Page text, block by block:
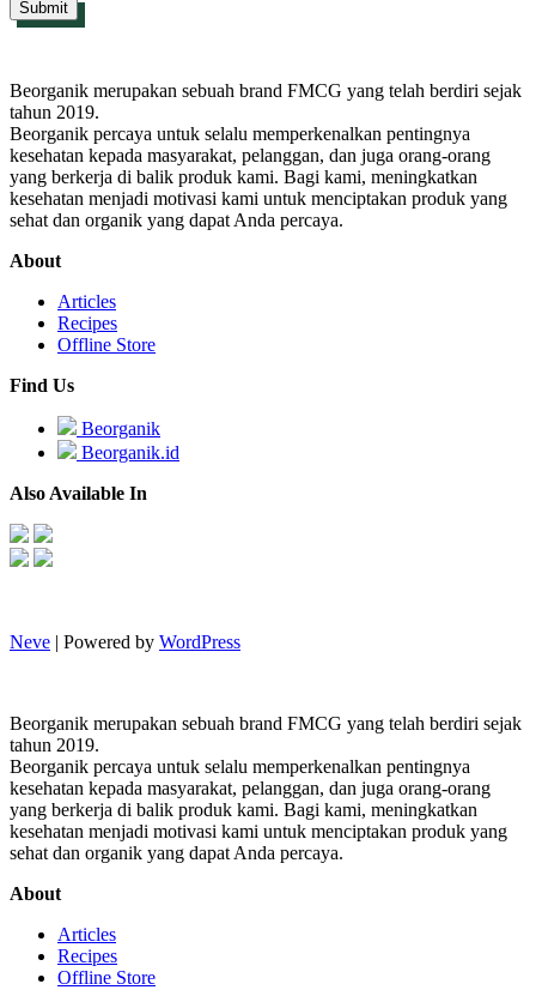
Beorganik merupakan sebuah brand FMCG yang telah berdiri sejak
tahun 2019.
Beorganik percaya untuk selalu memperkenalkan pentingnya
kesehatan kepada masyarakat, pelanggan, dan juga orang-orang
yang berkerja di balik produk kami. Bagi kami, meningkatkan
kesehatan menjadi motivasi kami untuk menciptakan produk yang
sehat dan organik yang dapat Anda percaya.
About
Articles
Recipes
Offline Store
Find Us
Beorganik
Beorganik.id
Also Available In
Neve | Powered by WordPress
Beorganik merupakan sebuah brand FMCG yang telah berdiri sejak
tahun 2019.
Beorganik percaya untuk selalu memperkenalkan pentingnya
kesehatan kepada masyarakat, pelanggan, dan juga orang-orang
yang berkerja di balik produk kami. Bagi kami, meningkatkan
kesehatan menjadi motivasi kami untuk menciptakan produk yang
sehat dan organik yang dapat Anda percaya.
About
Articles
Recipes
Offline Store